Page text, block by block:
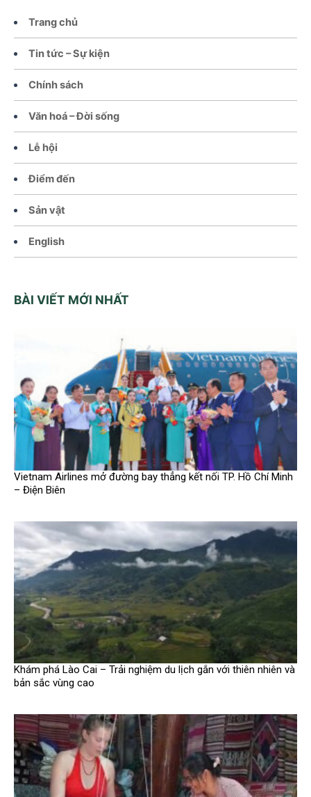
Trang chủ
Tin tức – Sự kiện
Chính sách
Văn hoá – Đời sống
Lễ hội
Điểm đến
Sản vật
English
BÀI VIẾT MỚI NHẤT
Vietnam Airlines mở đường bay thẳng kết nối TP. Hồ Chí Minh
– Điện Biên
Khám phá Lào Cai – Trải nghiệm du lịch gắn với thiên nhiên và
bản sắc vùng cao